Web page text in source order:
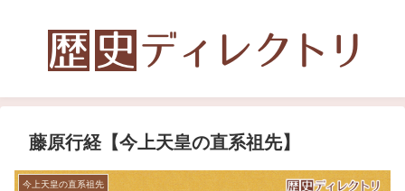
藤原行経【今上天皇の直系祖先】
今上天皇の直系祖先